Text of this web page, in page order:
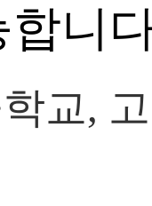
합니
교,